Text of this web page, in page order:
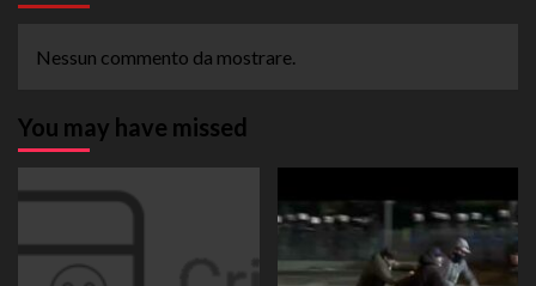
Nessun commento da mostrare.
You may have missed